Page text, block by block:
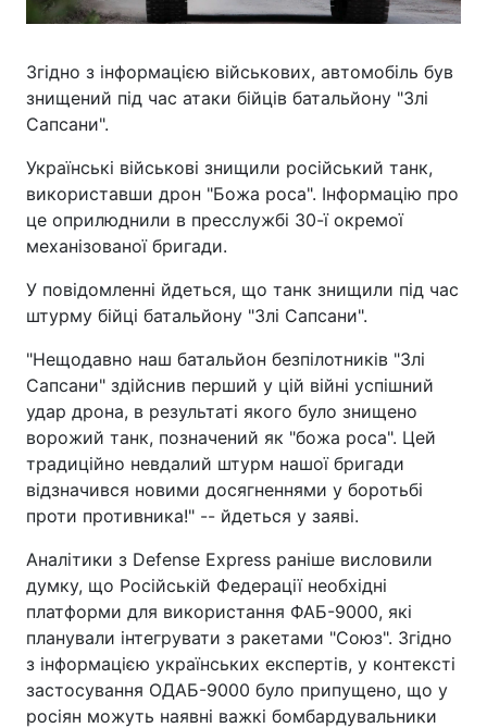
Згідно з інформацією військових, автомобіль був
знищений під час атаки бійців батальйону "Злі
Сапсани".
Українські військові знищили російський танк,
використавши дрон "Божа роса". Інформацію про
це оприлюднили в пресслужбі 30-ї окремої
механізованої бригади.
У повідомленні йдеться, що танк знищили під час
штурму бійці батальйону "Злі Сапсани".
"Нещодавно наш батальйон безпілотників "Злі
Сапсани" здійснив перший у цій війні успішний
удар дрона, в результаті якого було знищено
ворожий танк, позначений як "божа роса". Цей
традиційно невдалий штурм нашої бригади
відзначився новими досягненнями у боротьбі
проти противника!" -- йдеться у заяві.
Аналітики з Defense Express раніше висловили
думку, що Російській Федерації необхідні
платформи для використання ФАБ-9000, які
планували інтегрувати з ракетами "Союз". Згідно
з інформацією українських експертів, у контексті
застосування ОДАБ-9000 було припущено, що у
росіян можуть наявні важкі бомбардувальники